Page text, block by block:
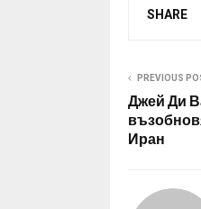
SHARE
PREVIOUS
Джей Ди
Иран